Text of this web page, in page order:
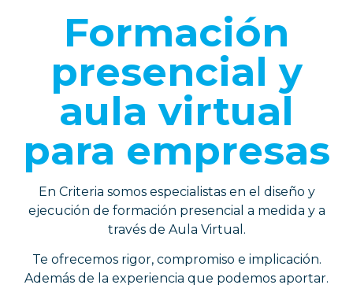
Formación
presencial y
aula virtual
para empresas
En Criteria somos especialistas en el diseño y
ejecución de formación presencial a medida y a
través de Aula Virtual.
Te ofrecemos rigor, compromiso e implicación.
Además de la experiencia que podemos aportar.